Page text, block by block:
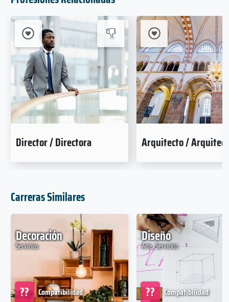
Director / Directora Arquitecto /
Carreras Similares
Decoración
Servicios
Compatibilidad
??
Diseño
Arte, Servicios
Compatibilidad
??